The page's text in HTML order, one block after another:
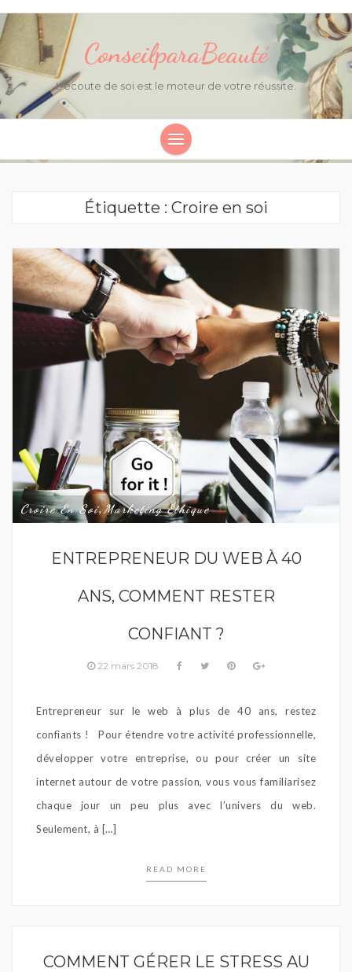
ConseilparaBeauté
L'écoute de soi est le moteur de votre réussite.
Étiquette : Croire en soi
Croire En Soi,Marketing Éthique
ENTREPRENEUR DU WEB À 40
ANS, COMMENT RESTER
CONFIANT ?
22 mars 2018
Entrepreneur sur le web à plus de 40 ans, restez
confiants ! Pour étendre votre activité professionnelle,
développer votre entreprise, ou pour créer un site
internet autour de votre passion, vous vous familiarisez
chaque jour un peu plus avec l’univers du web.
Seulement, à […]
READ MORE
COMMENT GÉRER LE STRESS AU